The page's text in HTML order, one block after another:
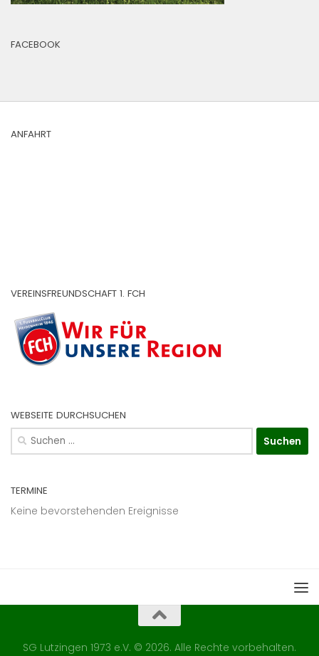
FACEBOOK
ANFAHRT
VEREINSFREUNDSCHAFT 1. FCH
WEBSEITE DURCHSUCHEN
Suchen
nach:
TERMINE
Keine bevorstehenden Ereignisse
SG Lutzingen 1973 e.V. © 2026. Alle Rechte vorbehalten.